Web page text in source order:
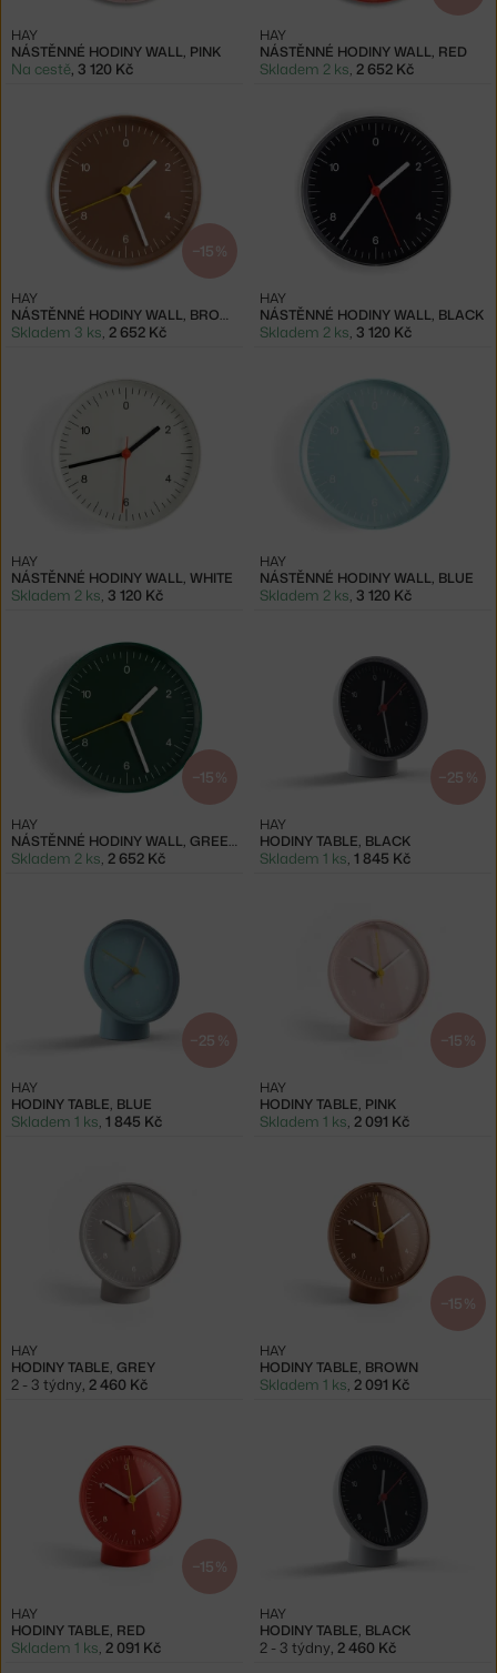
NÁSTĚNNÉ HODINY WALL, PINK
HAY
Na cestě, 3 120 Kč
NÁSTĚNNÉ HODINY WALL, RED
HAY
Skladem 2 ks, 2 652 Kč
−15 %
NÁSTĚNNÉ HODINY WALL, BROWN
HAY
Skladem 3 ks, 2 652 Kč
NÁSTĚNNÉ HODINY WALL, BLACK
HAY
Skladem 2 ks, 3 120 Kč
NÁSTĚNNÉ HODINY WALL, WHITE
HAY
Skladem 2 ks, 3 120 Kč
NÁSTĚNNÉ HODINY WALL, BLUE
HAY
Skladem 2 ks, 3 120 Kč
−15 %
NÁSTĚNNÉ HODINY WALL, GREEN
HAY
Skladem 2 ks, 2 652 Kč
−25 %
HODINY TABLE, BLACK
HAY
Skladem 1 ks, 1 845 Kč
−25 %
HODINY TABLE, BLUE
HAY
Skladem 1 ks, 1 845 Kč
−15 %
HODINY TABLE, PINK
HAY
Skladem 1 ks, 2 091 Kč
HODINY TABLE, GREY
HAY
2 - 3 týdny, 2 460 Kč
−15 %
HODINY TABLE, BROWN
HAY
Skladem 1 ks, 2 091 Kč
−15 %
HODINY TABLE, RED
HAY
Skladem 1 ks, 2 091 Kč
HODINY TABLE, BLACK
HAY
2 - 3 týdny, 2 460 Kč